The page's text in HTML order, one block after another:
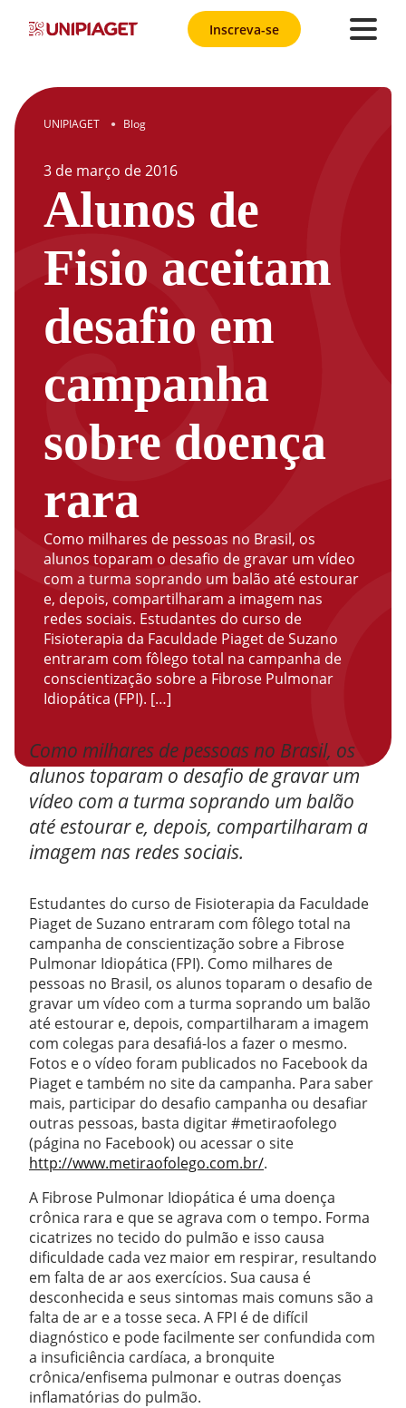
Inscreva-se
UNIPIAGET ● Blog
3 de março de2016
Alunos de
Fisio aceitam
desafio em
campanha
sobre doença
rara
Como milhares de pessoas no Brasil, os
alunos toparam o desafio de gravar um vídeo
com a turma soprando um balão até estourar
e, depois, compartilharam a imagem nas
redes sociais. Estudantes do curso de
Fisioterapia da Faculdade Piaget de Suzano
entraram com fôlego total na campanha de
conscientização sobre a Fibrose Pulmonar
Idiopática (FPI). […]
Como milhares de pessoas no Brasil, os
alunos toparam o desafio de gravar um
vídeo com a turma soprando um balão
até estourar e, depois, compartilharam a
imagem nas redes sociais.
Estudantes do curso de Fisioterapia da Faculdade
Piaget de Suzano entraram com fôlego total na
campanha de conscientização sobre a Fibrose
Pulmonar Idiopática (FPI). Como milhares de
pessoas no Brasil, os alunos toparam o desafio de
gravar um vídeo com a turma soprando um balão
até estourar e, depois, compartilharam a imagem
com colegas para desafiá-los a fazer o mesmo.
Fotos e o vídeo foram publicados no Facebook da
Piaget e também no site da campanha. Para saber
mais, participar do desafio campanha ou desafiar
outras pessoas, basta digitar #metiraofolego
(página no Facebook) ou acessar o site
http://www.metiraofolego.com.br/.
A Fibrose Pulmonar Idiopática é uma doença
crônica rara e que se agrava com o tempo. Forma
cicatrizes no tecido do pulmão e isso causa
dificuldade cada vez maior em respirar, resultando
em falta de ar aos exercícios. Sua causa é
desconhecida e seus sintomas mais comuns são a
falta de ar e a tosse seca. A FPI é de difícil
diagnóstico e pode facilmente ser confundida com
a insuficiência cardíaca, a bronquite
crônica/enfisema pulmonar e outras doenças
inflamatórias do pulmão.